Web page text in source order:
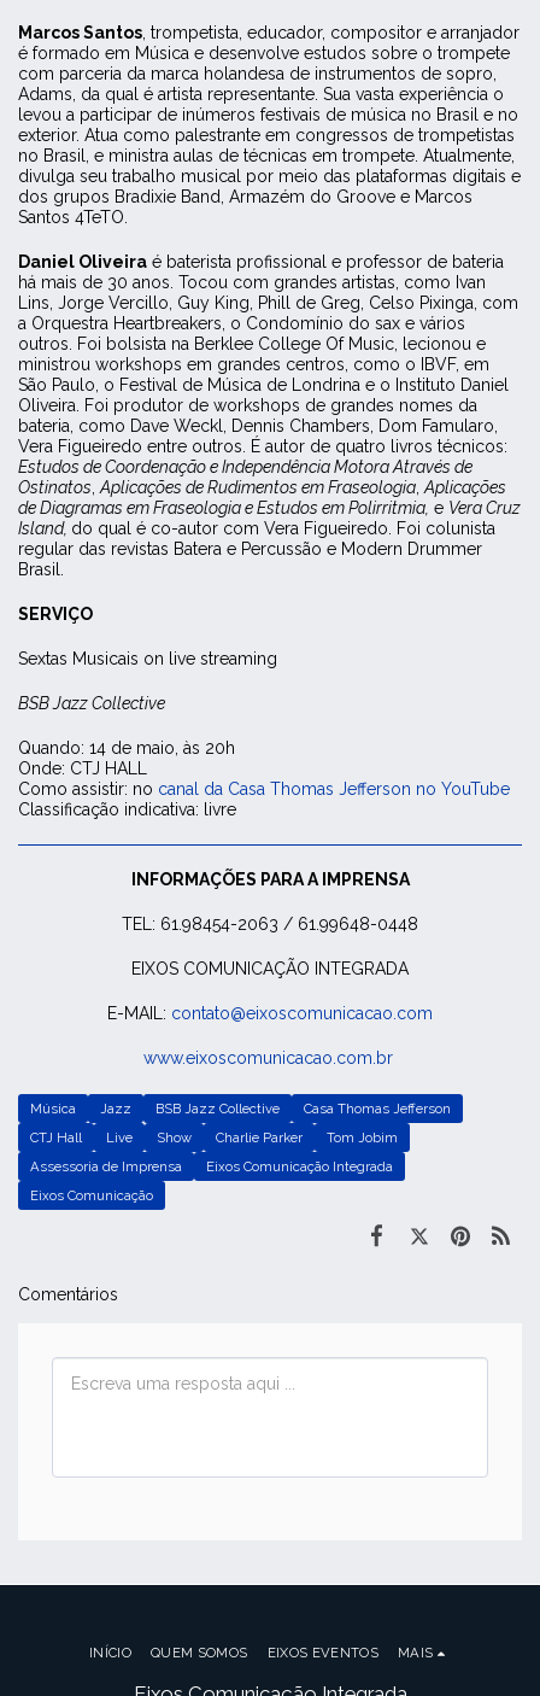
Marcos Santos, trompetista, educador, compositor e arranjador
é formado em Música e desenvolve estudos sobre o trompete
com parceria da marca holandesa de instrumentos de sopro,
Adams, da qual é artista representante. Sua vasta experiência o
levou a participar de inúmeros festivais de música no Brasil e no
exterior. Atua como palestrante em congressos de trompetistas
no Brasil, e ministra aulas de técnicas em trompete. Atualmente,
divulga seu trabalho musical por meio das plataformas digitais e
dos grupos Bradixie Band, Armazém do Groove e Marcos
Santos 4TeTO.
Daniel Oliveira é baterista profissional e professor de bateria
há mais de 30 anos. Tocou com grandes artistas, como Ivan
Lins, Jorge Vercillo, Guy King, Phill de Greg, Celso Pixinga, com
a Orquestra Heartbreakers, o Condomínio do sax e vários
outros. Foi bolsista na Berklee College Of Music, lecionou e
ministrou workshops em grandes centros, como o IBVF, em
São Paulo, o Festival de Música de Londrina e o Instituto Daniel
Oliveira. Foi produtor de workshops de grandes nomes da
bateria, como Dave Weckl, Dennis Chambers, Dom Famularo,
Vera Figueiredo entre outros. É autor de quatro livros técnicos:
Estudos de Coordenação e Independência Motora Através de
Ostinatos,Aplicações de Rudimentos em Fraseologia,Aplicações
de Diagramas em Fraseologia e Estudos em Polirritmia, e Vera Cruz
Island, do qual é co-autor com Vera Figueiredo. Foi colunista
regular das revistas Batera e Percussão e Modern Drummer
Brasil.
SERVIÇO
Sextas Musicais on live streaming
BSB Jazz Collective
Quando: 14 de maio, às 20h
Onde: CTJ HALL
Como assistir: no canal da Casa Thomas Jefferson no YouTube
Classificação indicativa: livre
INFORMAÇÕES PARA A IMPRENSA
TEL: 61.98454-2063 / 61.99648-0448
EIXOS COMUNICAÇÃO INTEGRADA
E-MAIL: contato@eixoscomunicacao.com
www.eixoscomunicacao.com.br
Música Jazz BSB Jazz Collective
Casa Thomas Jefferson
CTJ Hall
Live Show Charlie Parker
Tom Jobim
Assessoria de Imprensa
Eixos Comunicação Integrada
Eixos Comunicação
Comentários
INÍCIO QUEM SOMOS EIXOS EVENTOS MAIS